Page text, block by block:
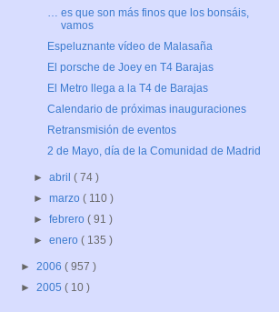
… es que son más finos que los bonsáis,
vamos
Espeluznante vídeo de Malasaña
El porsche de Joey en T4 Barajas
El Metro llega a la T4 de Barajas
Calendario de próximas inauguraciones
Retransmisión de eventos
2 de Mayo, día de la Comunidad de Madrid
►abril( 74 )
►marzo( 110 )
►febrero( 91 )
►enero( 135 )
► 2006 ( 957 )
► 2005 ( 10 )